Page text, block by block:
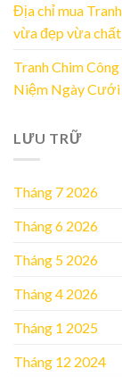
Địa chỉ mua
vừa đẹp vừa
Tranh Chim
Niệm Ngày Cưới
LƯU TRỮ
Tháng 7 2026
Tháng 6 2026
Tháng 5 2026
Tháng 4 2026
Tháng 1 2025
Tháng 12 2024